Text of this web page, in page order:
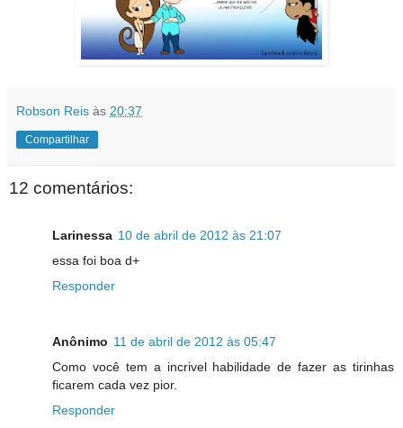
Robson Reis às 20:37
Compartilhar
12 comentários:
Larinessa 10 de abril de 2012 às 21:07
essa foi boa d+
Responder
Anônimo 11 de abril de 2012 às 05:47
Como você tem a incrivel habilidade de fazer as tirinhas
ficarem cada vez pior.
Responder